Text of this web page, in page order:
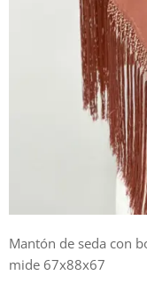
Mantón de seda con
mide 67x88x67